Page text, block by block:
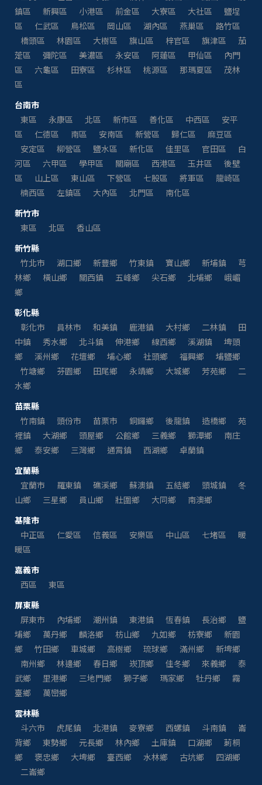
鎮區
新興區 小港區 前金區 大寮區 大社區
鹽埕
區
仁武區 鳥松區 岡山區 湖內區 燕巢區
路竹區
橋頭區
林園區 大樹區 旗山區 梓官區 旗津區
茄
萣區
彌陀區 美濃區 永安區 阿蓮區 甲仙區
內門
區
六龜區 田寮區 杉林區 桃源區 那瑪夏區
茂林
區
台南市
東區
永康區 北區 新市區 善化區 中西區
安平
區
仁德區 南區 安南區 新營區 歸仁區
麻豆區
安定區
柳營區 鹽水區 新化區 佳里區 官田區
白
河區
六甲區 學甲區 關廟區 西港區 玉井區
後壁
區
山上區 東山區 下營區 七股區 將軍區
龍崎區
楠西區
左鎮區 大內區 北門區
南化區
新竹市
東區
北區
香山區
新竹縣
竹北市
湖口鄉 新豐鄉 竹東鎮 寶山鄉 新埔鎮
芎
林鄉
橫山鄉 關西鎮 五峰鄉 尖石鄉 北埔鄉
峨嵋
鄉
彰化縣
彰化市
員林市 和美鎮 鹿港鎮 大村鄉 二林鎮
田
中鎮
秀水鄉 北斗鎮 伸港鄉 線西鄉 溪湖鎮
埤頭
鄉
溪州鄉 花壇鄉 埔心鄉 社頭鄉 福興鄉
埔鹽鄉
竹塘鄉
芬園鄉 田尾鄉 永靖鄉 大城鄉 芳苑鄉
二
水鄉
苗栗縣
竹南鎮
頭份市 苗栗市 銅鑼鄉 後龍鎮 造橋鄉
苑
裡鎮
大湖鄉 頭屋鄉 公館鄉 三義鄉 獅潭鄉
南庄
鄉
泰安鄉 三灣鄉 通霄鎮 西湖鄉
卓蘭鎮
宜蘭縣
宜蘭市
羅東鎮 礁溪鄉 蘇澳鎮 五結鄉 頭城鎮
冬
山鄉
三星鄉 員山鄉 壯圍鄉 大同鄉
南澳鄉
基隆市
中正區
仁愛區 信義區 安樂區 中山區 七堵區
暖
暖區
嘉義市
西區
東區
屏東縣
屏東市
內埔鄉 潮州鎮 東港鎮 恆春鎮 長治鄉
鹽
埔鄉
萬丹鄉 麟洛鄉 枋山鄉 九如鄉 枋寮鄉
新園
鄉
竹田鄉 車城鄉 高樹鄉 琉球鄉 滿州鄉
新埤鄉
南州鄉
林邊鄉 春日鄉 崁頂鄉 佳冬鄉 來義鄉
泰
武鄉
里港鄉 三地門鄉 獅子鄉 瑪家鄉 牡丹鄉
霧
臺鄉
萬巒鄉
雲林縣
斗六市
虎尾鎮 北港鎮 麥寮鄉 西螺鎮 斗南鎮
崙
背鄉
東勢鄉 元長鄉 林內鄉 土庫鎮 口湖鄉
莿桐
鄉
褒忠鄉 大埤鄉 臺西鄉 水林鄉 古坑鄉
四湖鄉
二崙鄉